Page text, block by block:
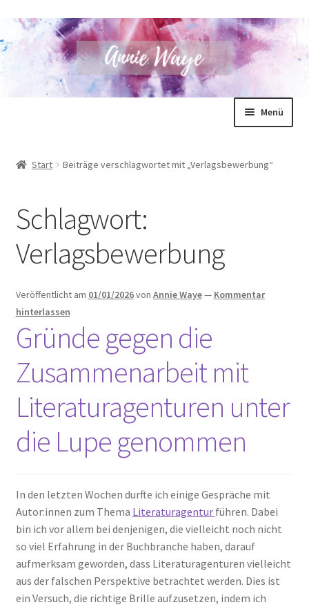
Menü
Shop
Blog
Für Autoren
Extras
Termine
Start Beiträge verschlagwortet mit „Verlagsbewerbung“
Schlagwort:
Verlagsbewerbung
Veröffentlicht am 01/01/2026von Annie Waye— Kommentar
hinterlassen
Gründe gegen die
Zusammenarbeit mit
Literaturagenturen unter
die Lupe genommen
In den letzten Wochen durfte ich einige Gespräche mit
Autor:innen zum Thema Literaturagentur führen. Dabei
bin ich vor allem bei denjenigen, die vielleicht noch nicht
so viel Erfahrung in der Buchbranche haben, darauf
aufmerksam geworden, dass Literaturagenturen vielleicht
aus der falschen Perspektive betrachtet werden. Dies ist
ein Versuch, die richtige Brille aufzusetzen, indem ich